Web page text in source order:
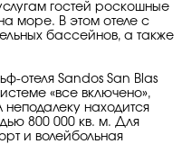
гостей роскошные
море. В этом отеле с
бассейнов, а также
отеля Sandos San Blas
«все включено»,
находится
800 000 кв. м. Для
и волейбольная